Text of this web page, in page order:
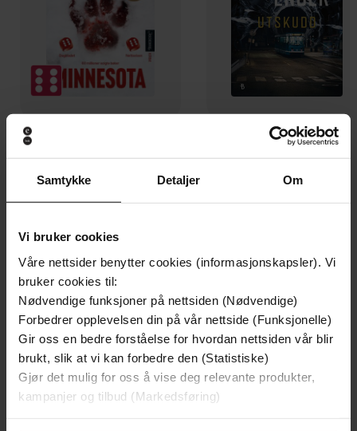
Samtykke Detaljer Om
Vi bruker cookies
Våre nettsider benytter cookies (informasjonskapsler). Vi
bruker cookies til:
Nødvendige funksjoner på nettsiden (Nødvendige)
Forbedrer opplevelsen din på vår nettside (Funksjonelle)
Gir oss en bedre forståelse for hvordan nettsiden vår blir
brukt, slik at vi kan forbedre den (Statistiske)
Gjør det mulig for oss å vise deg relevante produkter,
kampanjer og tilbud (Markedsføring)
Minnesota
Jo Nesbø
EBOK
349,-
Utskudd
Jørn Lier Horst
EBOK
Undertittel A Street Guide to Soho's History,
Architecture and People
Forfattere Dan Cruickshank(forfatter),Dan
Cruickshank(innleser),Gordon Griffin
(innleser)
Weidenfeld & Nicolson